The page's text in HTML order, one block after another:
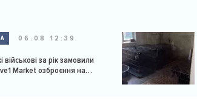
06.08 12:39
військові за рік замовили
Market озброєння на